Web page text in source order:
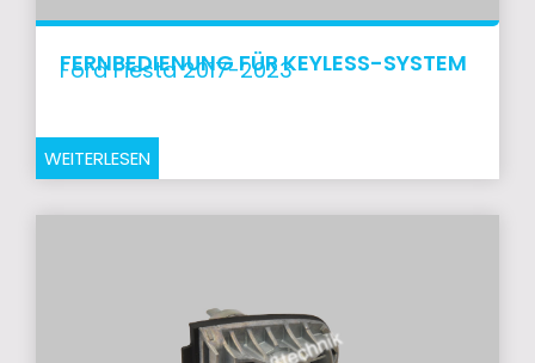
FERNBEDIENUNG FÜR KEYLESS-SYSTEM
Ford Fiesta 2017-2023
WEITERLESEN